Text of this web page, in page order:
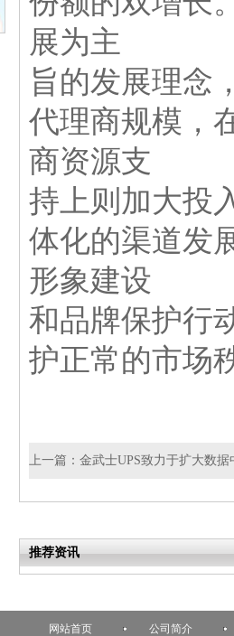
展为主
旨的发展理念
代理商规模，
商资源支
持上则加大投
体化的渠道发
形象建设
和品牌保护行
护正常的市场
上一篇： 金武士UPS致力于扩大数
推荐资讯
网站首页 公司简介